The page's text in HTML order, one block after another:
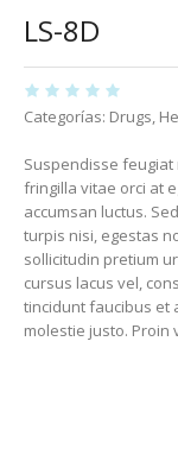
LS-8D
Categorías: Drugs,
Suspendisse feugiat
fringilla vitae orci at
accumsan luctus.
turpis nisi, egestas
sollicitudin pretium
cursus lacus vel,
tincidunt faucibus et
molestie justo.